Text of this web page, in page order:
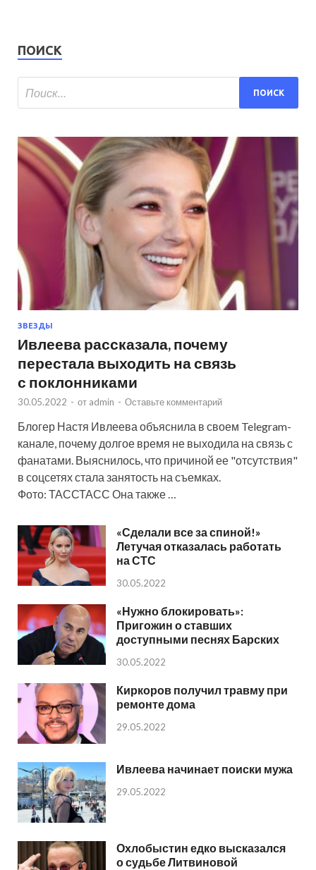
ПОИСК
ЗВЕЗДЫ
Ивлеева рассказала, почему
перестала выходить на связь
с поклонниками
30.05.2022 - от admin - Оставьте комментарий
Блогер Настя Ивлеева объяснила в своем Telegram-
канале, почему долгое время не выходила на связь с
фанатами. Выяснилось, что причиной ее "отсутствия"
в соцсетях стала занятость на съемках.
Фото: ТАССТАСС Она также …
«Сделали все за спиной!»
Летучая отказалась работать
на СТС
30.05.2022
«Нужно блокировать»:
Пригожин о ставших
доступными песнях Барских
30.05.2022
Киркоров получил травму при
ремонте дома
29.05.2022
Ивлеева начинает поиски мужа
29.05.2022
Охлобыстин едко высказался
о судьбе Литвиновой